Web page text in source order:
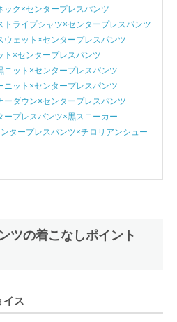
ク×センタープレスパンツ
ライプシャツ×センタープレスパンツ
ェット×センタープレスパンツ
ト×センタープレスパンツ
ット×センタープレスパンツ
ット×センタープレスパンツ
ダウン×センタープレスパンツ
プレスパンツ×黒スニーカー
タープレスパンツ×チロリアンシュー
ツの着こなしポイント
イス